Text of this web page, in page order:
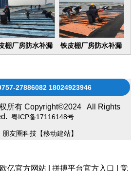
棚厂房防水补漏
铁皮棚厂房防水补漏
27886082 18024923946
所有 Copyright©2024 All Rights
粤ICP备17116148号
朋友圈科技【移动建站】
欧亿官方网站 |拼搏平台官方入口 |竞